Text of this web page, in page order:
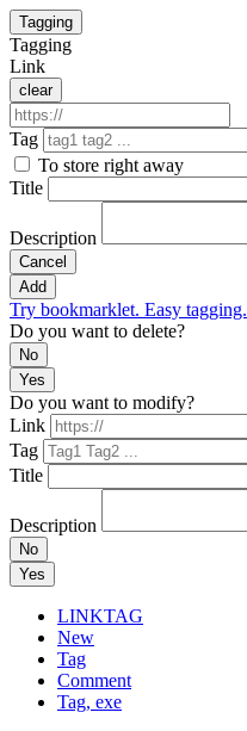
Tagging
Tagging
Link
clear
Tag
To store right away
Title
Description
Cancel
Add
Try bookmarklet. Easy tagging.
Do you want to delete?
No
Yes
Do you want to modify?
Link
Tag
Title
Description
No
Yes
LINKTAG
New
Tag
Comment
Tag, exe